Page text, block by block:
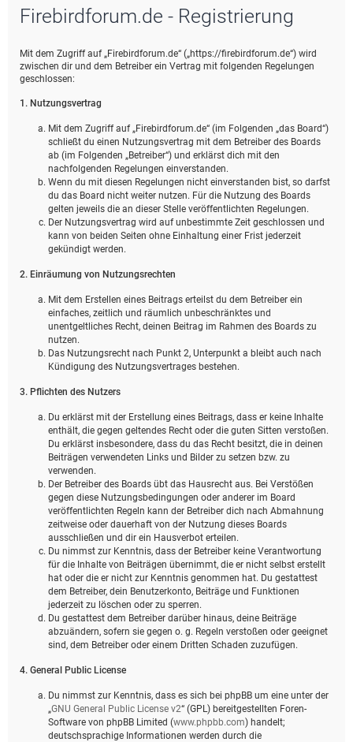
Firebirdforum.de - Registrierung
Mit dem Zugriff auf „Firebirdforum.de“ („https://firebirdforum.de“) wird
zwischen dir und dem Betreiber ein Vertrag mit folgenden Regelungen
geschlossen:
1. Nutzungsvertrag
Mit dem Zugriff auf „Firebirdforum.de“ (im Folgenden „das Board“)
schließt du einen Nutzungsvertrag mit dem Betreiber des Boards
ab (im Folgenden „Betreiber“) und erklärst dich mit den
nachfolgenden Regelungen einverstanden.
Wenn du mit diesen Regelungen nicht einverstanden bist, so darfst
du das Board nicht weiter nutzen. Für die Nutzung des Boards
gelten jeweils die an dieser Stelle veröffentlichten Regelungen.
Der Nutzungsvertrag wird auf unbestimmte Zeit geschlossen und
kann von beiden Seiten ohne Einhaltung einer Frist jederzeit
gekündigt werden.
2. Einräumung von Nutzungsrechten
Mit dem Erstellen eines Beitrags erteilst du dem Betreiber ein
einfaches, zeitlich und räumlich unbeschränktes und
unentgeltliches Recht, deinen Beitrag im Rahmen des Boards zu
nutzen.
Das Nutzungsrecht nach Punkt 2, Unterpunkt a bleibt auch nach
Kündigung des Nutzungsvertrages bestehen.
3. Pflichten des Nutzers
Du erklärst mit der Erstellung eines Beitrags, dass er keine Inhalte
enthält, die gegen geltendes Recht oder die guten Sitten verstoßen.
Du erklärst insbesondere, dass du das Recht besitzt, die in deinen
Beiträgen verwendeten Links und Bilder zu setzen bzw. zu
verwenden.
Der Betreiber des Boards übt das Hausrecht aus. Bei Verstößen
gegen diese Nutzungsbedingungen oder anderer im Board
veröffentlichten Regeln kann der Betreiber dich nach Abmahnung
zeitweise oder dauerhaft von der Nutzung dieses Boards
ausschließen und dir ein Hausverbot erteilen.
Du nimmst zur Kenntnis, dass der Betreiber keine Verantwortung
für die Inhalte von Beiträgen übernimmt, die er nicht selbst erstellt
hat oder die er nicht zur Kenntnis genommen hat. Du gestattest
dem Betreiber, dein Benutzerkonto, Beiträge und Funktionen
jederzeit zu löschen oder zu sperren.
Du gestattest dem Betreiber darüber hinaus, deine Beiträge
abzuändern, sofern sie gegen o. g. Regeln verstoßen oder geeignet
sind, dem Betreiber oder einem Dritten Schaden zuzufügen.
4. General Public License
Du nimmst zur Kenntnis, dass es sich bei phpBB um eine unter der
„GNU General Public License v2“ (GPL) bereitgestellten Foren-
Software von phpBB Limited (www.phpbb.com) handelt;
deutschsprachige Informationen werden durch die